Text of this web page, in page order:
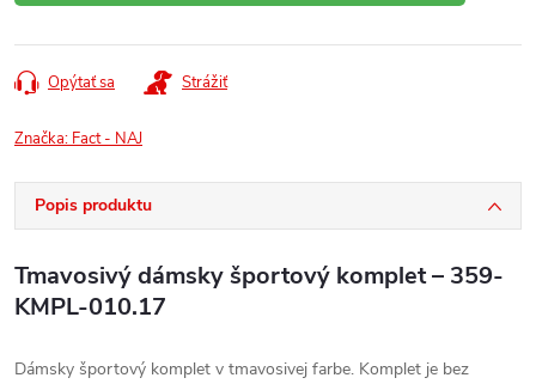
Opýtať sa Strážiť
Značka: Fact - NAJ
Popis produktu
Tmavosivý dámsky športový komplet – 359-
KMPL-010.17
Dámsky športový komplet v tmavosivej farbe. Komplet je bez